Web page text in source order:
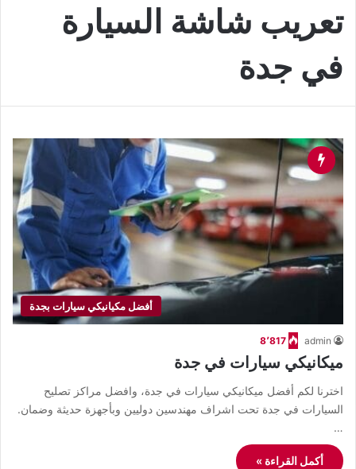
تعريب شاشة السيارة
في جدة
أفضل مكيانيكي سيارات بجدة
admin 8٬817
ميكانيكي سيارات في جدة
اخترنا لكم أفضل ميكانيكي سيارات في جدة، وافضل مراكز تصليح
السيارات في جدة تحت اشراف مهندسين دوليين وبأجهزة حديثة وضمان.
…
أكمل القراءة »